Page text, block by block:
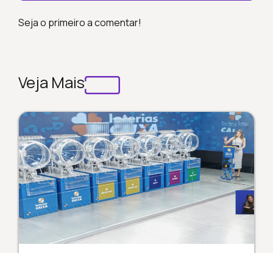
Seja o primeiro a comentar!
Veja Mais